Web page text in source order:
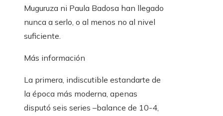
Muguruza ni Paula Badosa han llegado
nunca a serlo, o al menos no al nivel
suficiente.
Más información
La primera, indiscutible estandarte de
la época más moderna, apenas
disputó seis series –balance de 10-4,